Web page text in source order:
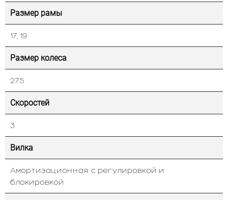
Размер рамы
17, 19
Размер колеса
27.5
Скоростей
3
Вилка
Амортизационная с регулировкой и
блокировкой